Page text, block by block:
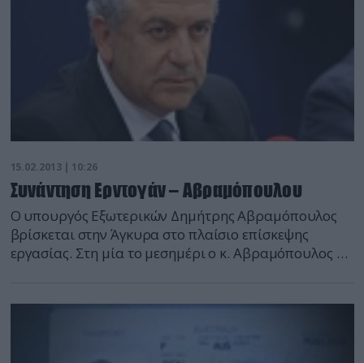
15.02.2013 | 10:26
Συνάντηση Ερντογάν – Αβραμόπουλου
Ο υπουργός Εξωτερικών Δημήτρης Αβραμόπουλος
βρίσκεται στην Άγκυρα στο πλαίσιο επίσκεψης
εργασίας. Στη μία το μεσημέρι ο κ. Αβραμόπουλος θα
του ελληνικού και του τουρκικού υπουργείου
Φεριντούν Σινιρλίογλου. Οι κύριοι Αβραμόπουλος